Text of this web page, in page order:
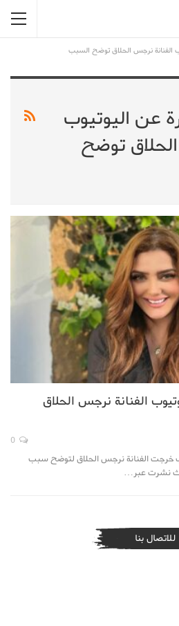
الفنانة نرجس الحلاق توضح السبب
عن اليوتيوب
توضح
الفنانة نرجس الحلاق
خرجت الفنانة نرجس الحلاق لتوضح سبب
نشرت عبر…
للاتصال بنا